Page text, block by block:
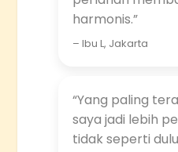
harmonis.”
– Ibu L, Jakarta
“Yang paling
saya jadi lebih
tidak seperti